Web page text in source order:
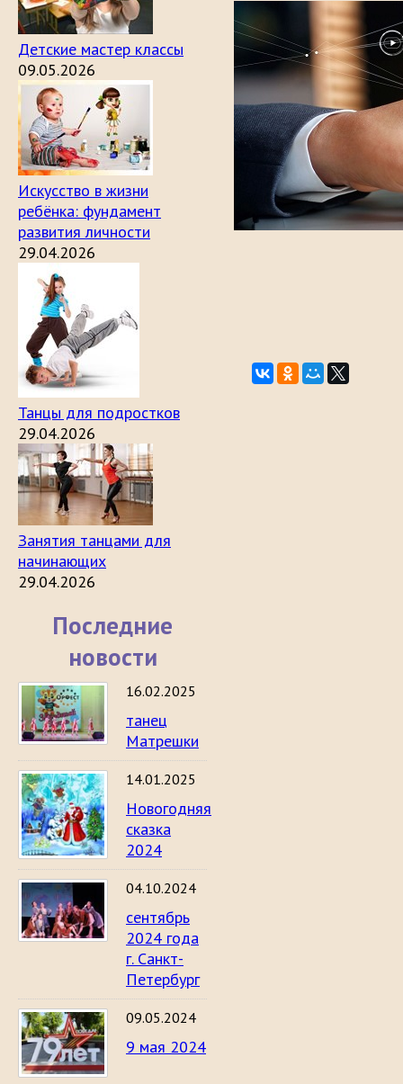
Детские мастер классы
09.05.2026
Искусство в жизни
ребёнка: фундамент
развития личности
29.04.2026
Танцы для подростков
29.04.2026
Занятия танцами для
начинающих
29.04.2026
Последние
новости
16.02.2025
танец
Матрешки
14.01.2025
Новогодняя
сказка
2024
04.10.2024
сентябрь
2024 года
г. Санкт-
Петербург
09.05.2024
9 мая 2024